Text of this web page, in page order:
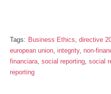
Tags: Business Ethics, directive
european union, integrity, non-
financiara, social reporting, social
reporting